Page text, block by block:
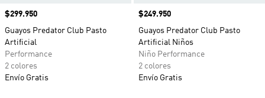
Precio
$299.950
Guayos Predator Club Pasto
Artificial
Performance
2 colores
Envío Gratis
Precio
$249.950
Guayos Predator Club Pasto
Artificial Niños
Niño Performance
2 colores
Envío Gratis